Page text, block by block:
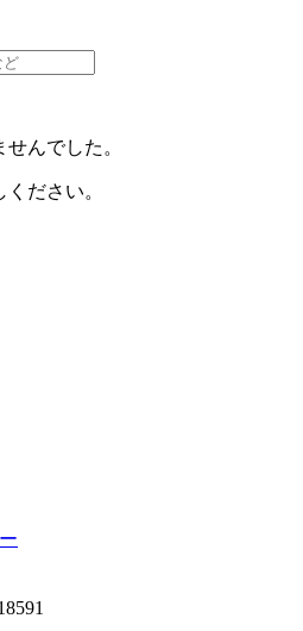
んでした。
ださい。